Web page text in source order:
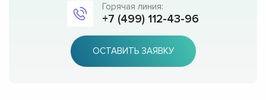
Горячая линия:
+7 (499) 112-43-96
ОСТАВИТЬ ЗАЯВКУ